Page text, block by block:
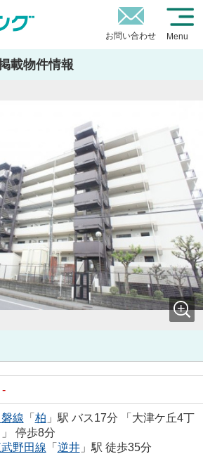
お問い合わせ Menu
載物件情報
-
線 「 柏 」駅 バス17分 「大津ケ丘4丁
」 停歩8分
野田線 「 逆井」駅 徒歩35分